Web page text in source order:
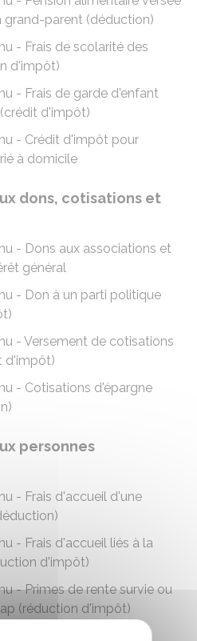
grand-parent (déduction)
- Frais de scolarité des
d'impôt)
- Frais de garde d'enfant
d'impôt)
- Crédit d'impôt pour
à domicile
dons, cotisations et
- Dons aux associations et
général
- Don à un parti politique
- Versement de cotisations
d'impôt)
- Cotisations d'épargne
personnes
- Frais d'accueil d'une
- Frais d'accueil liés à la
d'impôt)
- Primes de rente survie ou
(réduction d'impôt)